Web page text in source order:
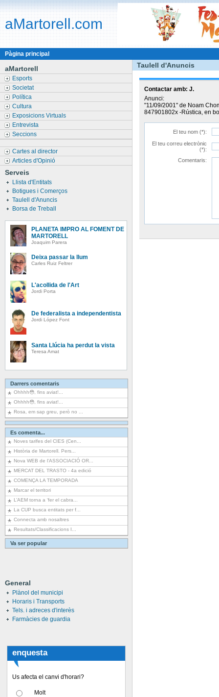
aMartorell.com
Pàgina principal
aMartorell
Esports
Societat
Política
Cultura
Exposicions Virtuals
Entrevista
Seccions
Cartes al director
Articles d'Opinió
Serveis
Llista d'Entitats
Botigues i Comerços
Taulell d'Anuncis
Borsa de Treball
PLANETA IMPRO AL FOMENT DE
MARTORELL
Joaquim Parera
Deixa passar la llum
Carles Ruiz Feltrer
L'acollida de l'Art
Jordi Porta
De federalista a independentista
Jordi López Font
Santa Llúcia ha perdut la vista
Teresa Amat
Darrers comentaris
Ohhhh😳, fins aviat!...
Ohhhh😳, fins aviat!...
Rosa, em sap greu, però no ...
Es comenta...
Noves tarifes del CIES (Cen...
Història de Martorell. Pers...
Nova WEB de l'ASSOCIACIÓ OR...
MERCAT DEL TRASTO - 4a edició
COMENÇA LA TEMPORADA
Marcar el territori
L’AEM torna a ‘fer el cabra...
La CUP busca entitats per f...
Connecta amb nosaltres
Resultats/Classificacions I...
Va ser popular
General
Plànol del municipi
Horaris i Transports
Tels. i adreces d'interès
Farmàcies de guardia
enquesta
Us afecta el canvi d'horari?
Molt
Taulell d'Anuncis
Contactar amb: J.
Anunci:
"11/09/2001" de Noam
847901802x -Rústica, en
El teu nom (*):
El teu correu electrònic
(*):
Comentaris: